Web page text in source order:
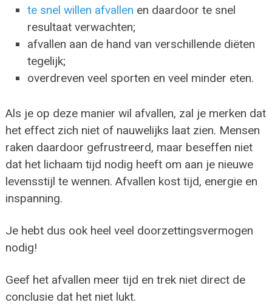
te snel willen afvallen en daardoor te snel
resultaat verwachten;
afvallen aan de hand van verschillende diëten
tegelijk;
overdreven veel sporten en veel minder eten.
Als je op deze manier wil afvallen, zal je merken dat
het effect zich niet of nauwelijks laat zien. Mensen
raken daardoor gefrustreerd, maar beseffen niet
dat het lichaam tijd nodig heeft om aan je nieuwe
levensstijl te wennen. Afvallen kost tijd, energie en
inspanning.
Je hebt dus ook heel veel doorzettingsvermogen
nodig!
Geef het afvallen meer tijd en trek niet direct de
conclusie dat het niet lukt.